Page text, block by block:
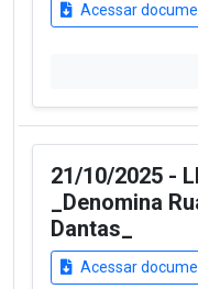
Acessar
21/10/2025 -
_Denomina
Dantas_
Acessar